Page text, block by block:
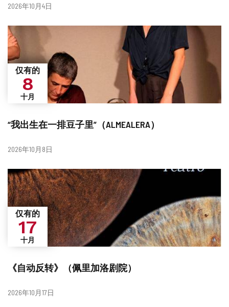
日
2026年10月4日
“我出生在一排豆子里”（ALMEALERA）
仅有的
8
十月
日
2026年10月8日
《自动反转》（佩里加洛剧院）
仅有的
17
十月
日
2026年10月17日